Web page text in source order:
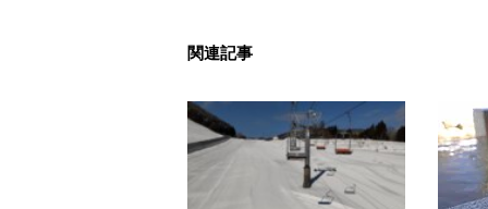
関連記事